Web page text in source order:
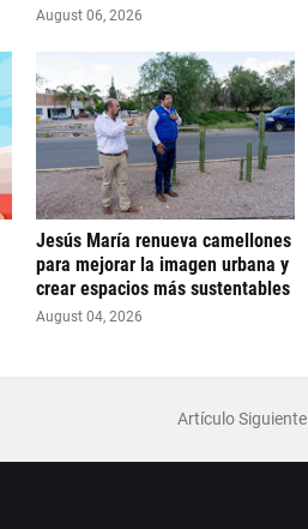
August 06, 2026
Jesús María renueva camellones
para mejorar la imagen urbana y
crear espacios más sustentables
August 04, 2026
Artículo Siguiente